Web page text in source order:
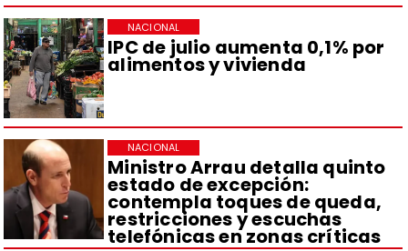
IPC de julio aumenta 0,1% por
alimentos y vivienda
NACIONAL
Ministro Arrau detalla quinto
estado de excepción:
contempla toques de queda,
restricciones y escuchas
telefónicas en zonas críticas
NACIONAL